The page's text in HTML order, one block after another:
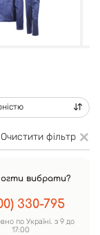
Очистити фільтр
вибрати?
330-795
по Україні. з 9 до
17:00